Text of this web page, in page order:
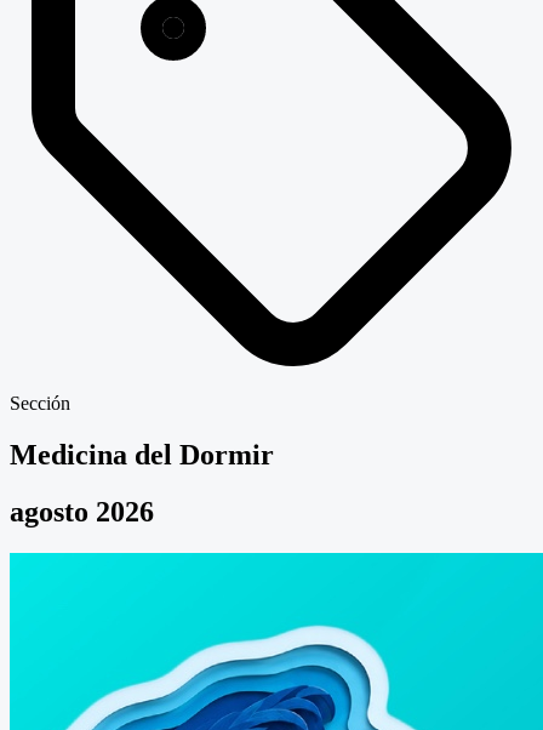
Sección
Medicina del Dormir
agosto 2026